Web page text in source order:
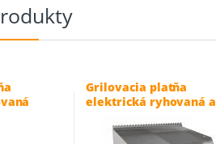
Grilovacia platňa
elektrická ryhovaná a
L7/KTE2BAMK